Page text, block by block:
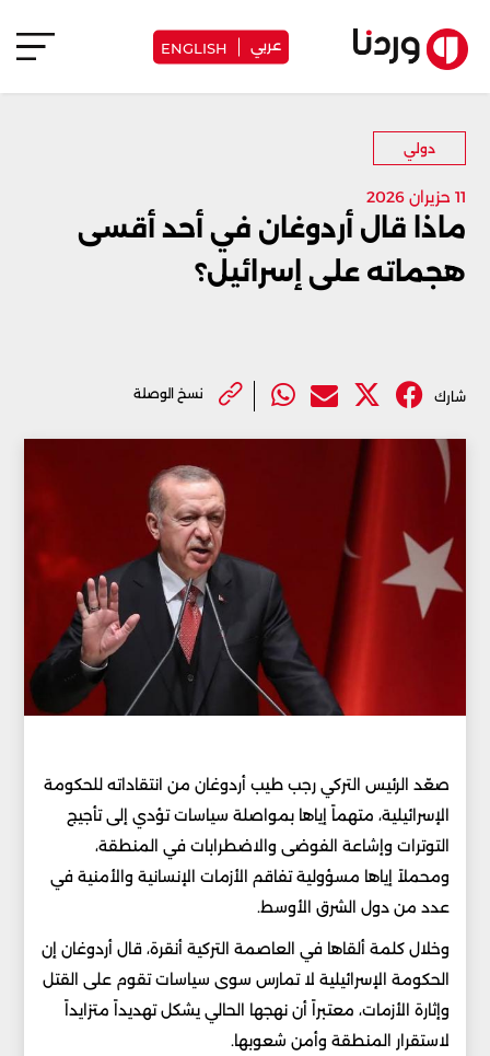
عربي ENGLISH
دولي
11 حزيران 2026
ماذا قال أردوغان في أحد أقسى
هجماته على إسرائيل؟
شارك نسخ الوصلة
صعّد الرئيس التركي رجب طيب أردوغان من انتقاداته للحكومة
الإسرائيلية، متهماً إياها بمواصلة سياسات تؤدي إلى تأجيج
التوترات وإشاعة الفوضى والاضطرابات في المنطقة،
ومحملاً إياها مسؤولية تفاقم الأزمات الإنسانية والأمنية في
عدد من دول الشرق الأوسط.
وخلال كلمة ألقاها في العاصمة التركية أنقرة، قال أردوغان إن
الحكومة الإسرائيلية لا تمارس سوى سياسات تقوم على القتل
وإثارة الأزمات، معتبراً أن نهجها الحالي يشكل تهديداً متزايداً
لاستقرار المنطقة وأمن شعوبها.